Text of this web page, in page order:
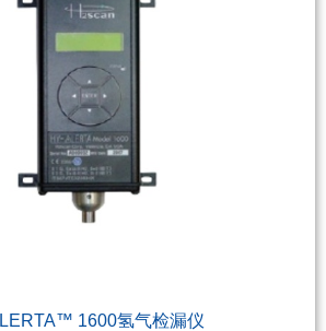
1600氢气检漏仪